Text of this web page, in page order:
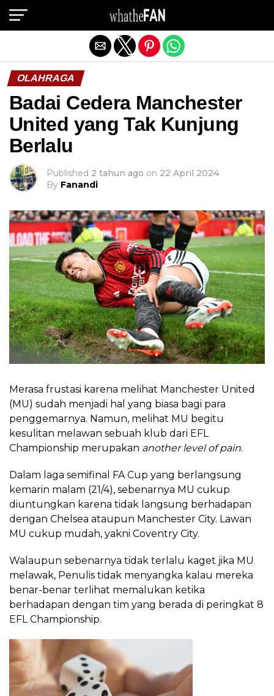
OLAHRAGA
Badai Cedera Manchester
United yang Tak Kunjung
Berlalu
Published 2 tahun ago on 22 April 2024
By Fanandi
Merasa frustasi karena melihat Manchester United
(MU) sudah menjadi hal yang biasa bagi para
penggemarnya. Namun, melihat MU begitu
kesulitan melawan sebuah klub dari EFL
Championship merupakan another level of pain.
Dalam laga semifinal FA Cup yang berlangsung
kemarin malam (21/4), sebenarnya MU cukup
diuntungkan karena tidak langsung berhadapan
dengan Chelsea ataupun Manchester City. Lawan
MU cukup mudah, yakni Coventry City.
Walaupun sebenarnya tidak terlalu kaget jika MU
melawak, Penulis tidak menyangka kalau mereka
benar-benar terlihat memalukan ketika
berhadapan dengan tim yang berada di peringkat 8
EFL Championship.
Exit mobile version